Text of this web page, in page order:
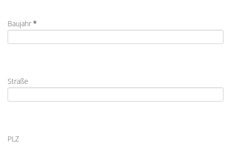
Baujahr*
Straße
PLZ